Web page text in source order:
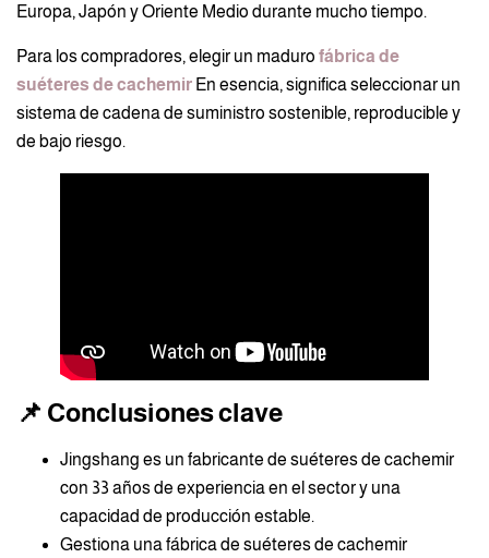
Europa, Japón y Oriente Medio durante mucho tiempo.
Para los compradores, elegir un maduro fábrica de
suéteres de cachemir En esencia, significa seleccionar un
sistema de cadena de suministro sostenible, reproducible y
de bajo riesgo.
📌 Conclusiones clave
Jingshang es un fabricante de suéteres de cachemir
con 33 años de experiencia en el sector y una
capacidad de producción estable.
Gestiona una fábrica de suéteres de cachemir